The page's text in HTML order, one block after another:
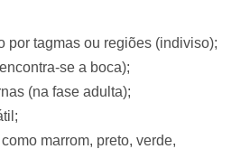
por tagmas ou regiões (indiviso);
se a boca);
(na fase adulta);
marrom, preto, verde,